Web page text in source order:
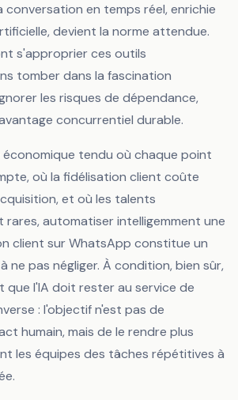
conversation en temps réel, enrichie
devient la norme attendue.
s'approprier ces outils
tomber dans la fascination
les risques de dépendance,
concurrentiel durable.
tendu où chaque point
où la fidélisation client coûte
et où les talents
rares, automatiser intelligemment une
client sur WhatsApp constitue un
ne pas négliger. À condition, bien sûr,
que l'IA doit rester au service de
: l'objectif n'est pas de
humain, mais de le rendre plus
les équipes des tâches répétitives à